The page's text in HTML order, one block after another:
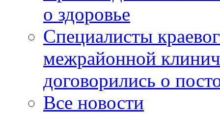
о здоровье
Специалисты
межрайонной
договорились о
Все новости